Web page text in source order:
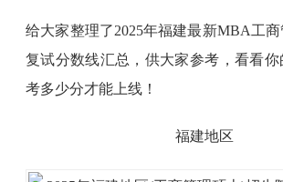
给大家整理了2025年福建最新MBA工
复试分数线汇总，供大家参考，看看
考多少分才能上线！
福建地区